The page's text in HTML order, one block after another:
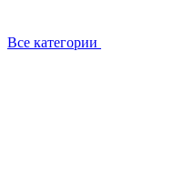
Все категории